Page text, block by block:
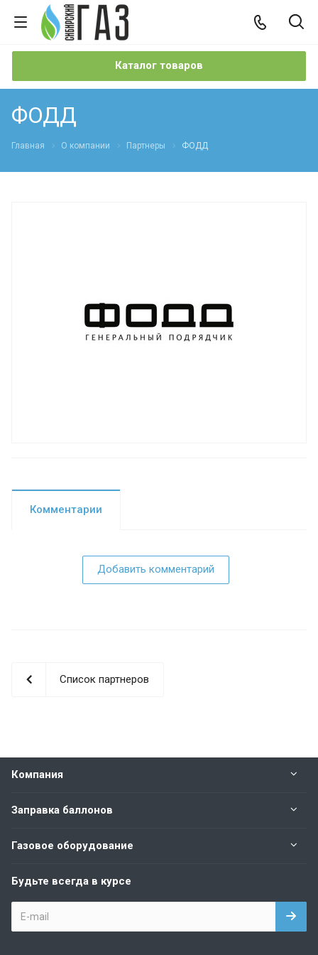
Каталог товаров
ФОДД
Главная О компании Партнеры ФОДД
Комментарии
Добавить комментарий
Список партнеров
Компания
Заправка баллонов
Газовое оборудование
Будьте всегда в курсе